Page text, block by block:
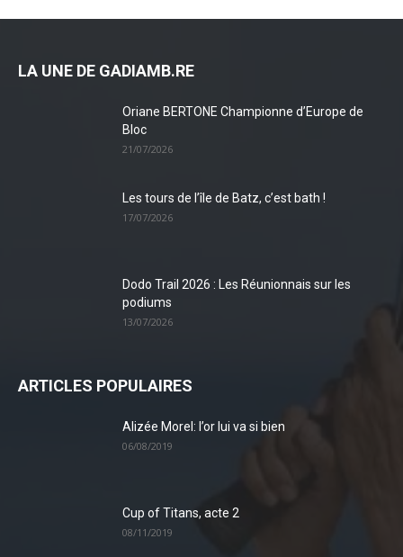
LA UNE DE GADIAMB.RE
Oriane BERTONE Championne d’Europe de
Bloc
21/07/2026
Les tours de l’île de Batz, c’est bath !
17/07/2026
Dodo Trail 2026 : Les Réunionnais sur les
podiums
13/07/2026
ARTICLES POPULAIRES
Alizée Morel: l’or lui va si bien
06/08/2019
Cup of Titans, acte 2
08/11/2019